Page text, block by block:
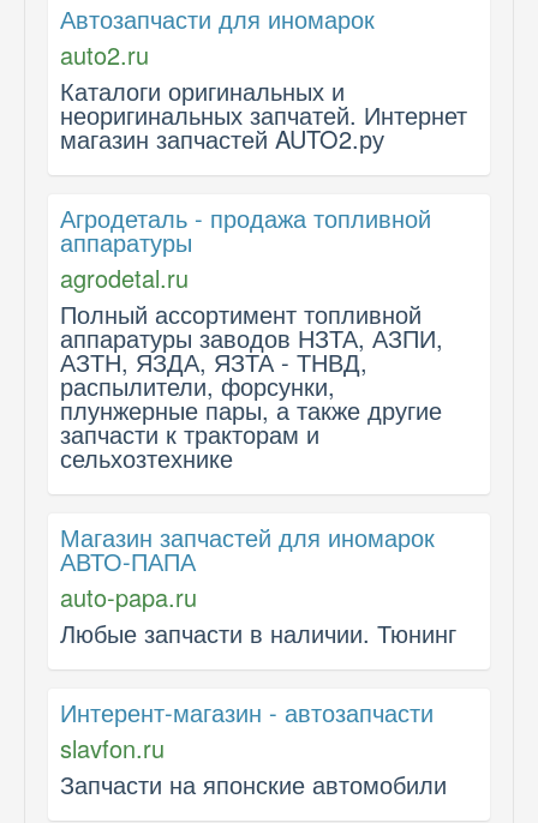
Автозапчасти для иномарок
auto2.ru
Каталоги оригинальных и
неоригинальных запчатей. Интернет
магазин запчастей AUTO2.ру
Агродеталь - продажа топливной
аппаратуры
agrodetal.ru
Полный ассортимент топливной
аппаратуры заводов НЗТА, АЗПИ,
АЗТН, ЯЗДА, ЯЗТА - ТНВД,
распылители, форсунки,
плунжерные пары, а также другие
запчасти к тракторам и
сельхозтехнике
Магазин запчастей для иномарок
АВТО-ПАПА
auto-papa.ru
Любые запчасти в наличии. Тюнинг
Интерент-магазин - автозапчасти
slavfon.ru
Запчасти на японские автомобили